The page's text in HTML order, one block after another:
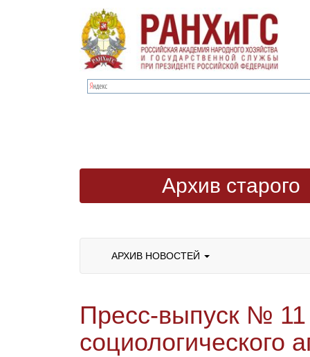
Архив старого
АРХИВ НОВОСТЕЙ
Пресс-выпуск № 11
социологического